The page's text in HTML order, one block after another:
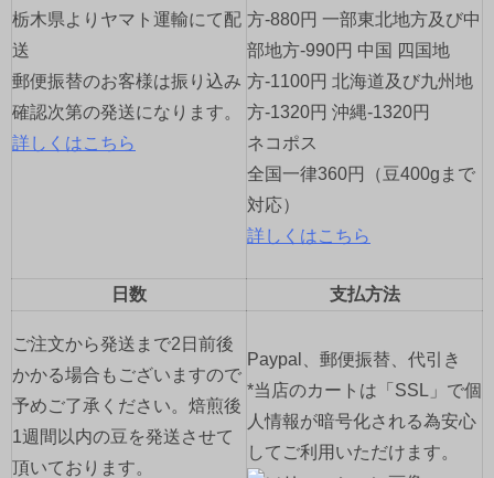
ン
栃木県よりヤマト運輸にて配
送
郵便振替のお客様は振り込み
確認次第の発送になります。
詳しくはこちら
方-880円 一部東北地方及び中
部地方-990円 中国 四国地
方-1100円 北海道及び九州地
方-1320円 沖縄-1320円
ネコポス
全国一律360円（豆400gまで
対応）
詳しくはこちら
日数 支払方法
ご注文から発送まで2日前後
かかる場合もございますので
予めご了承ください。焙煎後
1週間以内の豆を発送させて
頂いております。
Paypal、郵便振替、代引き
*当店のカートは「SSL」で個
人情報が暗号化される為安心
してご利用いただけます。